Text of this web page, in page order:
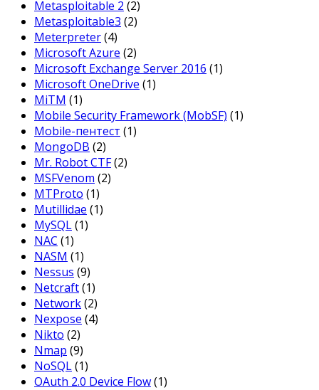
Metasploitable 2 (2)
Metasploitable3 (2)
Meterpreter(4)
Microsoft Azure (2)
Microsoft Exchange Server 2016 (1)
Microsoft OneDrive (1)
MiTM (1)
Mobile Security Framework (MobSF) (1)
Mobile-пентест (1)
MongoDB (2)
Mr. Robot CTF(2)
MSFVenom (2)
MTProto (1)
Mutillidae (1)
MySQL(1)
NAC (1)
NASM (1)
Nessus (9)
Netcraft(1)
Network(2)
Nexpose (4)
Nikto (2)
Nmap (9)
NoSQL(1)
OAuth 2.0 Device Flow(1)